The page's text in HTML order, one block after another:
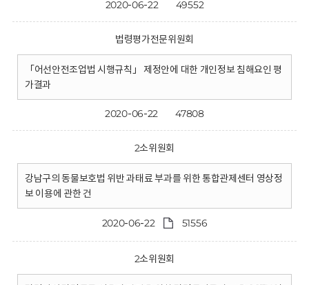
2020-06-22 49552
법령평가전문위원회
「어선안전조업법 시행규칙」 제정안에 대한 개인정보 침해요인 평
가결과
2020-06-22 47808
2소위원회
강남구의 동물보호법 위반 과태료 부과를 위한 통합관제센터 영상정
보 이용에 관한 건
2020-06-22 51556
2소위원회